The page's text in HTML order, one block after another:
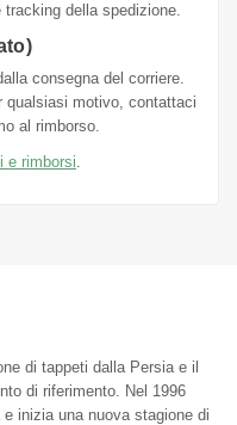
della spedizione.
consegna del corriere.
qualsiasi motivo, contattaci
al rimborso.
e rimborsi.
di tappeti dalla Persia e il
di riferimento. Nel 1996
inizia una nuova stagione di